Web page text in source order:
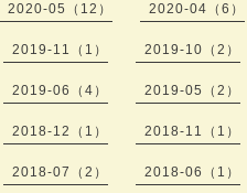
2020-05（12） 2020-04（6）
2019-11（1） 2019-10（2）
2019-06（4） 2019-05（2）
2018-12（1） 2018-11（1）
2018-07（2） 2018-06（1）